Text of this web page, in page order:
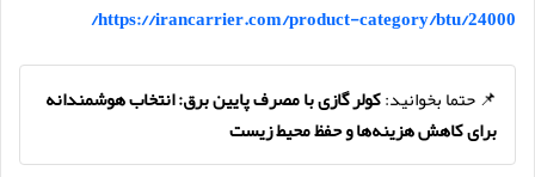
https://irancarrier.com/product-category/btu/24000/
📌 حتما بخوانید:کولر گازی با مصرف پایین برق: انتخاب هوشمندانه
برای کاهش هزینه‌ها و حفظ محیط زیست